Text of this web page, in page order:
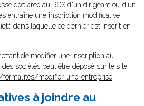
déclarée au RCS d'un dirigeant ou d'un
entraîne une inscription modificative
dans laquelle ce dernier est inscrit en
de modifier une inscription au
sociétés peut être déposé sur le site
modifier-une-entreprise
à joindre au